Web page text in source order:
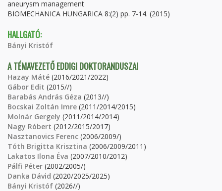
aneurysm management
BIOMECHANICA HUNGARICA 8:(2) pp. 7-14. (2015)
HALLGATÓ:
Bányi Kristóf
A TÉMAVEZETŐ EDDIGI DOKTORANDUSZAI
Hazay Máté (2016/2021/2022)
Gábor Edit (2015//)
Barabás András Géza (2013//)
Bocskai Zoltán Imre (2011/2014/2015)
Molnár Gergely (2011/2014/2014)
Nagy Róbert (2012/2015/2017)
Nasztanovics Ferenc (2006/2009/)
Tóth Brigitta Krisztina (2006/2009/2011)
Lakatos Ilona Éva (2007/2010/2012)
Pálfi Péter (2002/2005/)
Danka Dávid (2020/2025/2025)
Bányi Kristóf (2026//)